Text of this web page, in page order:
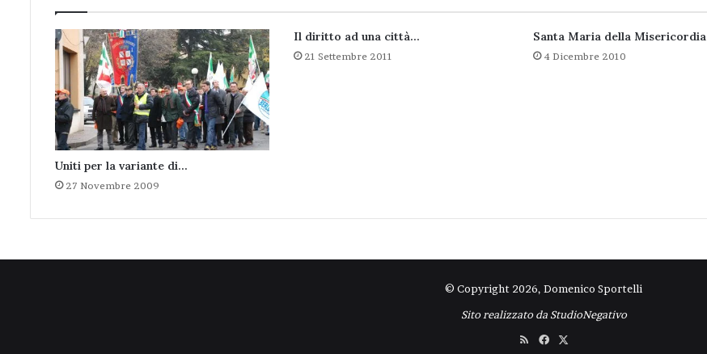
Uniti per la variante di…
27 Novembre 2009
Il diritto ad una città…
21 Settembre 2011
Santa Maria della Misericordia
4 Dicembre 2010
© Copyright 2026, Domenico Sportelli
Sito realizzato da StudioNegativo
RSS Facebook
X